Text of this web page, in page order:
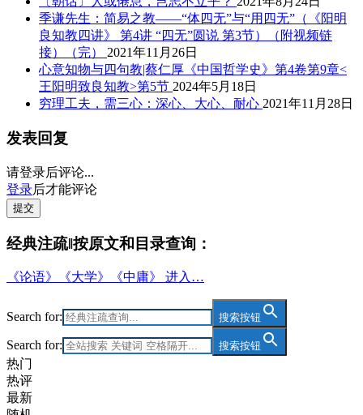
季谦先生：简易之教——“体四无”与“用四无”（《阳明
良知教四讲》 第4讲 “四无”圆说 第3节）（附视频链
接）（完）
2021年11月26日
心意知物与四句教|蔡仁厚《中国哲学史》第4卷第9章<
王阳明致良知教>第5节 2024年5月18日
穷理工夫，需三心：深心、大心、耐心 2021年11月28日
发表回复
请登录后评论...
登录后才能评论
提交
经典注疏‖按原文和目录查询：
《论语》《大学》《中庸》 进入…
Search for: 搜索按钮
Search for: 搜索按钮
热门
热评
最新